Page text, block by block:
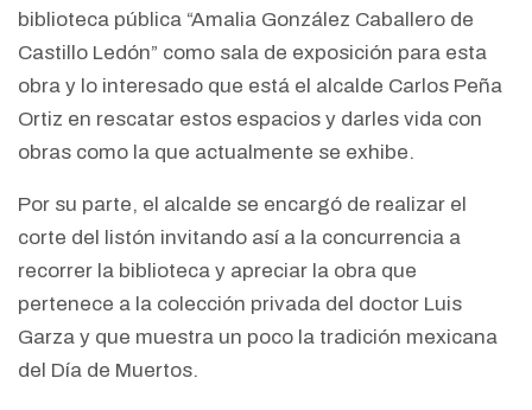
biblioteca pública “Amalia González Caballero de
Castillo Ledón” como sala de exposición para esta
obra y lo interesado que está el alcalde Carlos Peña
Ortiz en rescatar estos espacios y darles vida con
obras como la que actualmente se exhibe.
Por su parte, el alcalde se encargó de realizar el
corte del listón invitando así a la concurrencia a
recorrer la biblioteca y apreciar la obra que
pertenece a la colección privada del doctor Luis
Garza y que muestra un poco la tradición mexicana
del Día de Muertos.